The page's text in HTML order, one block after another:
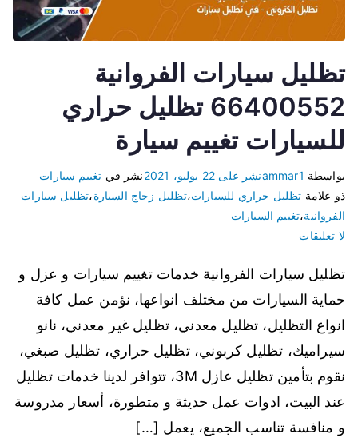
تظليل سيارات الفروانية
66400552 تظليل حراري
للسيارات تغييم سيارة
بواسطة ammar1نشر على 22 يوليو، 2021 نشر في تغييم سيارات
ذو علامة تظليل حراري للسيارات،تظليل زجاج السيارة،تظليل سيارات
الفروانية،تغييم السيارات
لا تعليقات
تظليل سيارات الفروانية خدمات تغييم سيارات و عزل و
حماية السيارات من مختلف انواعها، نؤمن عمل كافة
انواع التظليل، تظليل معدني، تظليل غير معدني، نانو
سيراميك، تظليل كربوني، تظليل حراري، تظليل صبغي،
نقوم بتأمين تظليل عازل 3M، تتوافر لدينا خدمات تظليل
عند البيت، ادوات عمل حديثة و متطورة، أسعار مدروسة
و منافسة تناسب الجميع، يعمل […]